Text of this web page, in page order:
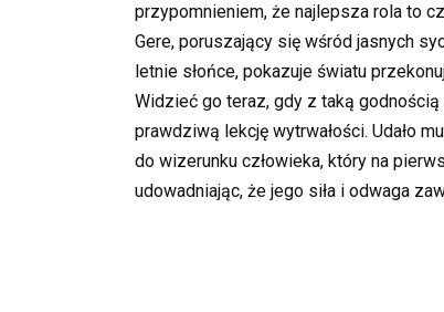
przypomnieniem, że najlepsza rola to
Gere, poruszający się wśród jasnych
letnie słońce, pokazuje światu
Widzieć go teraz, gdy z taką
prawdziwą lekcję wytrwałości. Udało
do wizerunku człowieka, który na
udowadniając, że jego siła i odwaga